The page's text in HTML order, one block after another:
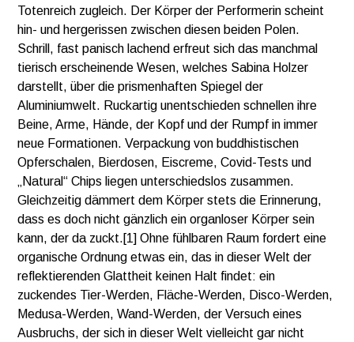
Totenreich zugleich. Der Körper der Performerin scheint
hin- und hergerissen zwischen diesen beiden Polen.
Schrill, fast panisch lachend erfreut sich das manchmal
tierisch erscheinende Wesen, welches Sabina Holzer
darstellt, über die prismenhaften Spiegel der
Aluminiumwelt. Ruckartig unentschieden schnellen ihre
Beine, Arme, Hände, der Kopf und der Rumpf in immer
neue Formationen. Verpackung von buddhistischen
Opferschalen, Bierdosen, Eiscreme, Covid-Tests und
„Natural“ Chips liegen unterschiedslos zusammen.
Gleichzeitig dämmert dem Körper stets die Erinnerung,
dass es doch nicht gänzlich ein organloser Körper sein
kann, der da zuckt.[1] Ohne fühlbaren Raum fordert eine
organische Ordnung etwas ein, das in dieser Welt der
reflektierenden Glattheit keinen Halt findet: ein
zuckendes Tier-Werden, Fläche-Werden, Disco-Werden,
Medusa-Werden, Wand-Werden, der Versuch eines
Ausbruchs, der sich in dieser Welt vielleicht gar nicht